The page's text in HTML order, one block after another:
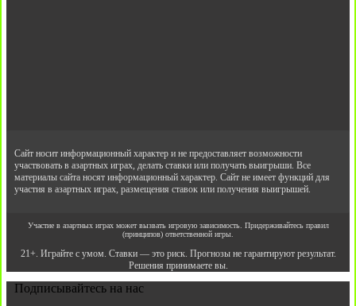
Сайт носит информационный характер и не предоставляет возможности
участвовать в азартных играх, делать ставки или получать выигрыши. Все
материалы сайта носят информационный характер. Сайт не имеет функций для
участия в азартных играх, размещения ставок или получения выигрышей.
Участие в азартных играх может вызвать игровую зависимость. Придерживайтесь правил
(принципов) ответственной игры.
21+. Играйте с умом. Ставки — это риск. Прогнозы не гарантируют результат.
Решения принимаете вы.
Подписывайтесь на нас